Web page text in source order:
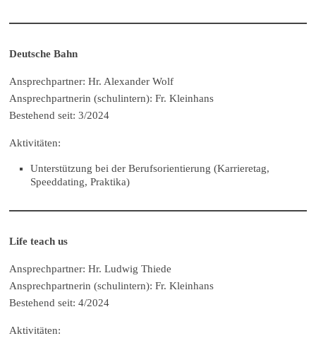
Deutsche Bahn
Ansprechpartner: Hr. Alexander Wolf
Ansprechpartnerin (schulintern): Fr. Kleinhans
Bestehend seit: 3/2024
Aktivitäten:
Unterstützung bei der Berufsorientierung (Karrieretag,
Speeddating, Praktika)
Life teach us
Ansprechpartner: Hr. Ludwig Thiede
Ansprechpartnerin (schulintern): Fr. Kleinhans
Bestehend seit: 4/2024
Aktivitäten: